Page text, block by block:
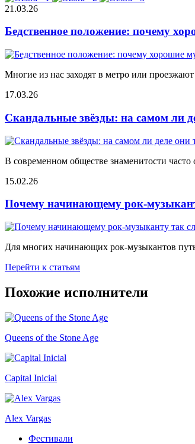
21.03.26
Бедственное положение: почему
Многие из нас заходят в метро или
17.03.26
Скандальные звёзды: на самом ли
В современном обществе знаменитости
15.02.26
Почему начинающему рок-
Для многих начинающих рок-музыкантов
Перейти к статьям
Похожие исполнители
Queens of the Stone Age
Capital Inicial
Alex Vargas
Фестивали